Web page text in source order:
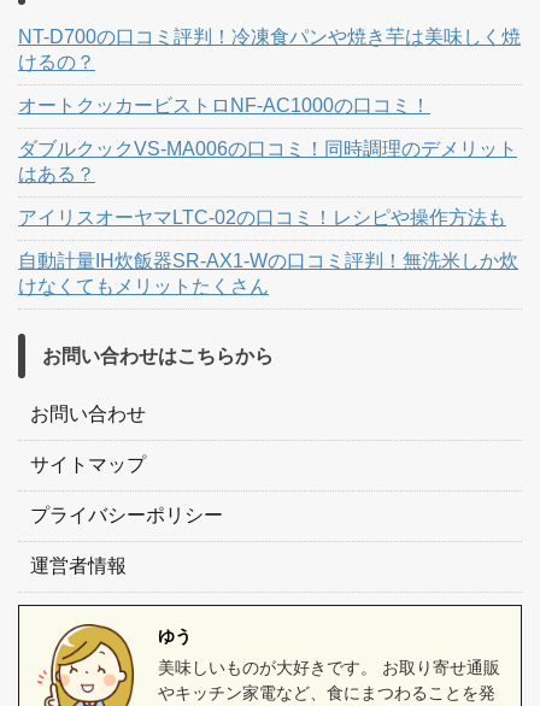
NT-D700の口コミ評判！冷凍食パンや焼き芋は美味しく焼
けるの？
オートクッカービストロNF-AC1000の口コミ！
ダブルクックVS-MA006の口コミ！同時調理のデメリット
はある？
アイリスオーヤマLTC-02の口コミ！レシピや操作方法も
自動計量IH炊飯器SR-AX1-Wの口コミ評判！無洗米しか炊
けなくてもメリットたくさん
お問い合わせはこちらから
お問い合わせ
サイトマップ
プライバシーポリシー
運営者情報
ゆう
美味しいものが大好きです。 お取り寄せ通販
やキッチン家電など、食にまつわることを発